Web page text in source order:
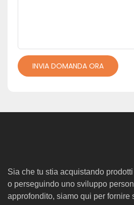
INVIA DOMANDA ORA
Sia che tu stia acquistando
o perseguindo uno sviluppo
approfondito, siamo qui per fornire